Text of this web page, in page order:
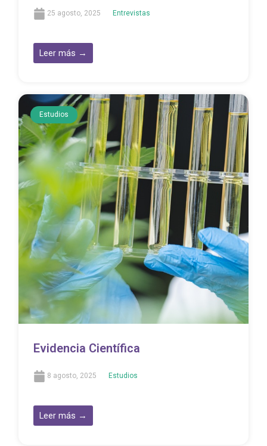
25 agosto, 2025 Entrevistas
Leer más →
Estudios
Evidencia Científica
8 agosto, 2025 Estudios
Leer más →